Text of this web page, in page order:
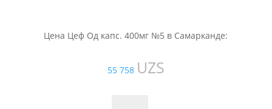
Цена Цеф Од капс. 400мг №5 в Самарканде:
55 758 UZS